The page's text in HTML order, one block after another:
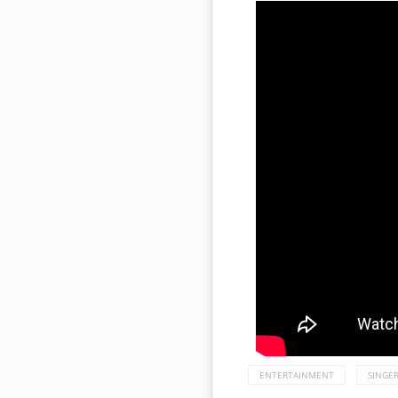
ENTERTAINMENT SINGER